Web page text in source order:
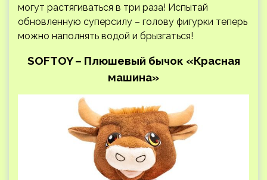
могут растягиваться в три раза! Испытай
обновленную суперсилу – голову фигурки теперь
можно наполнять водой и брызгаться!
SOFTOY – Плюшевый бычок «Красная
машина»